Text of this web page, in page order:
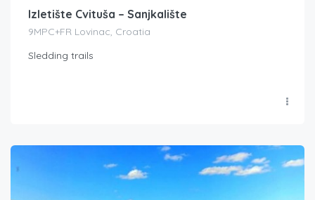
Izletište Cvituša – Sanjkalište
9MPC+FR Lovinac, Croatia
Sledding trails